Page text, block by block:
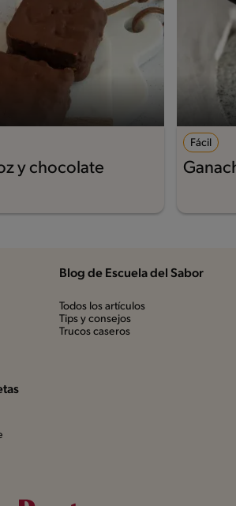
y chocolate
Fácil
Blog de Escuela del Sabor
Todos los artículos
Tips y consejos
Trucos caseros